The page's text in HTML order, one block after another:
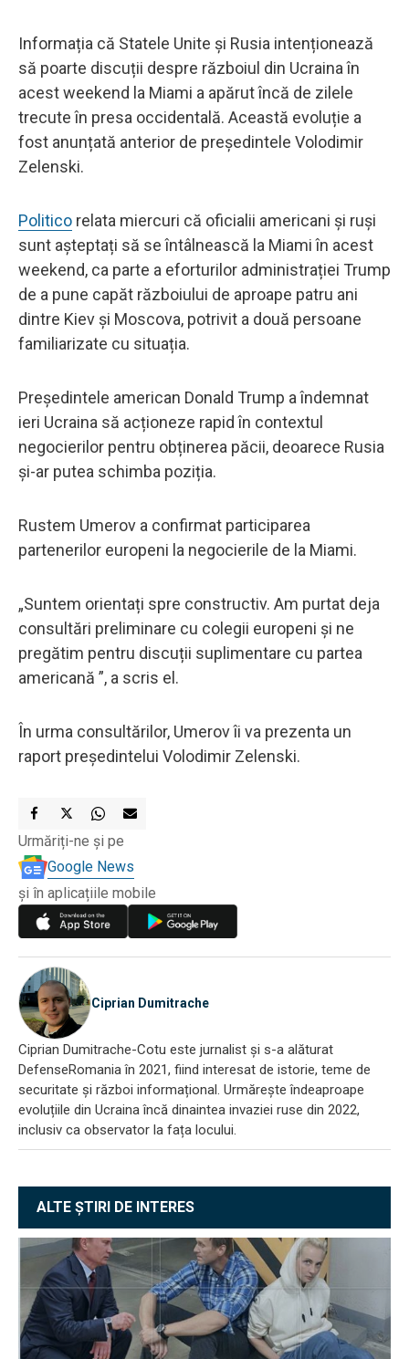
Informația că Statele Unite și Rusia intenționează
să poarte discuții despre războiul din Ucraina în
acest weekend la Miami a apărut încă de zilele
trecute în presa occidentală. Această evoluție a
fost anunțată anterior de președintele Volodimir
Zelenski.
Politico relata miercuri că oficialii americani și ruși
sunt așteptați să se întâlnească la Miami în acest
weekend, ca parte a eforturilor administrației Trump
de a pune capăt războiului de aproape patru ani
dintre Kiev și Moscova, potrivit a două persoane
familiarizate cu situația.
Președintele american Donald Trump a îndemnat
ieri Ucraina să acționeze rapid în contextul
negocierilor pentru obținerea păcii, deoarece Rusia
și-ar putea schimba poziția.
Rustem Umerov a confirmat participarea
partenerilor europeni la negocierile de la Miami.
„Suntem orientați spre constructiv. Am purtat deja
consultări preliminare cu colegii europeni și ne
pregătim pentru discuții suplimentare cu partea
americană ”, a scris el.
În urma consultărilor, Umerov îi va prezenta un
raport președintelui Volodimir Zelenski.
Urmăriți-ne și pe
Google News
și în aplicațiile mobile
Ciprian Dumitrache
Ciprian Dumitrache-Cotu este jurnalist și s-a alăturat
DefenseRomania în 2021, fiind interesat de istorie, teme de
securitate și război informațional. Urmărește îndeaproape
evoluțiile din Ucraina încă dinaintea invaziei ruse din 2022,
inclusiv ca observator la fața locului.
ALTE ȘTIRI DE INTERES